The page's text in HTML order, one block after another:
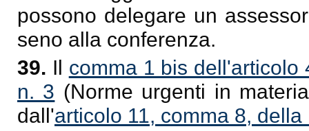
possono delegare un
seno alla conferenza.
39. Il comma 1 bis
n. 3 (Norme urgenti in
dall'articolo 11, comma 8,